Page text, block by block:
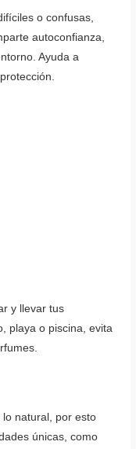
o confusas,
autoconfianza,
Ayuda a
y llevar tus
playa o piscina, evita
natural, por esto
únicas, como